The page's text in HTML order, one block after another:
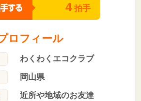
4 拍手
ロフィール
わくわくエコクラブ
岡山県
近所や地域のお友達